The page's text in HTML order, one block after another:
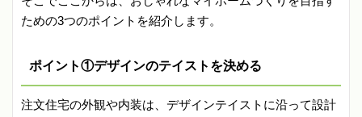
ための3つのポイントを紹介します。
ポイント①デザインのテイストを決める
注文住宅の外観や内装は、デザインテイストに沿って設計